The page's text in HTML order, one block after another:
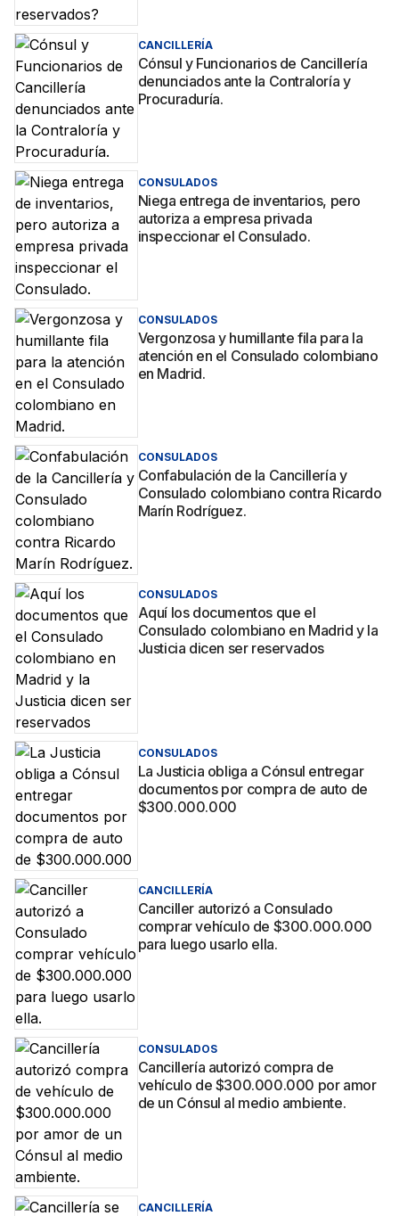
CANCILLERÍA
Cónsul y Funcionarios de Cancillería
denunciados ante la Contraloría y
Procuraduría.
CONSULADOS
Niega entrega de inventarios, pero
autoriza a empresa privada
inspeccionar el Consulado.
CONSULADOS
Vergonzosa y humillante fila para la
atención en el Consulado colombiano
en Madrid.
CONSULADOS
Confabulación de la Cancillería y
Consulado colombiano contra Ricardo
Marín Rodríguez.
CONSULADOS
Aquí los documentos que el
Consulado colombiano en Madrid y la
Justicia dicen ser reservados
CONSULADOS
La Justicia obliga a Cónsul entregar
documentos por compra de auto de
$300.000.000
CANCILLERÍA
Canciller autorizó a Consulado
comprar vehículo de $300.000.000
para luego usarlo ella.
CONSULADOS
Cancillería autorizó compra de
vehículo de $300.000.000 por amor
de un Cónsul al medio ambiente.
CANCILLERÍA